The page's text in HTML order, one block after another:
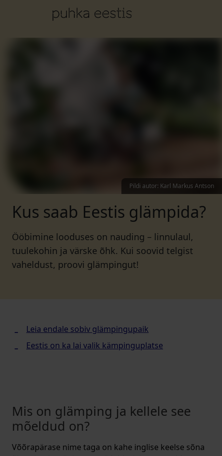
Pildi autor: Karl Markus Antson
Kus saab Eestis glämpida?
Ööbimine looduses on nauding – linnulaul,
tuulekohin ja värske õhk. Kui soovid telgist
vaheldust, proovi glämpingut!
Leia endale sobiv glämpingupaik
Eestis on ka lai valik kämpinguplatse
Mis on glämping ja kellele see
mõeldud on?
Võõrapärase nime taga on kahe inglise keelse sõna